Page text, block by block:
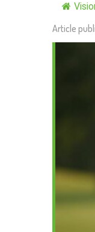
Article